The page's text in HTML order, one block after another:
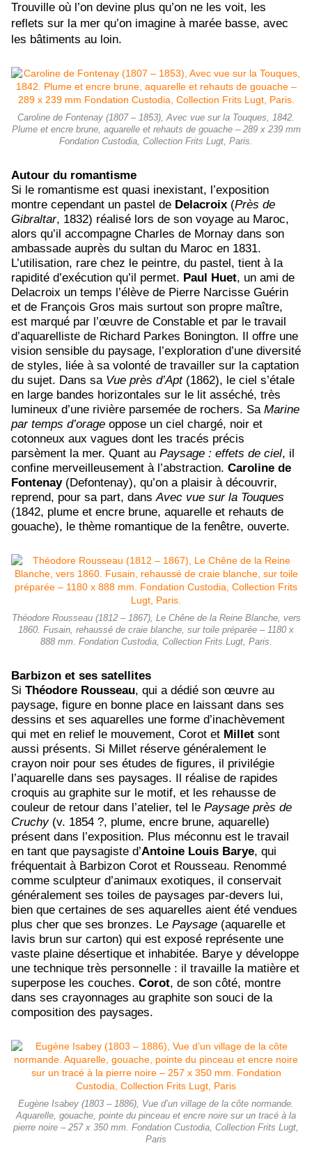
Trouville où l’on devine plus qu’on ne les voit, les
reflets sur la mer qu’on imagine à marée basse, avec
les bâtiments au loin.
Caroline de Fontenay (1807 – 1853), Avec vue sur la Touques, 1842.
Plume et encre brune, aquarelle et rehauts de gouache – 289 x 239 mm
Fondation Custodia, Collection Frits Lugt, Paris.
Autour du romantisme
Si le romantisme est quasi inexistant, l’exposition
montre cependant un pastel de Delacroix (Près de
Gibraltar, 1832) réalisé lors de son voyage au Maroc,
alors qu’il accompagne Charles de Mornay dans son
ambassade auprès du sultan du Maroc en 1831.
L’utilisation, rare chez le peintre, du pastel, tient à la
rapidité d’exécution qu’il permet. Paul Huet, un ami de
Delacroix un temps l’élève de Pierre Narcisse Guérin
et de François Gros mais surtout son propre maître,
est marqué par l’œuvre de Constable et par le travail
d’aquarelliste de Richard Parkes Bonington. Il offre une
vision sensible du paysage, l’exploration d’une diversité
de styles, liée à sa volonté de travailler sur la captation
du sujet. Dans sa Vue près d’Apt(1862), le ciel s’étale
en large bandes horizontales sur le lit asséché, très
lumineux d’une rivière parsemée de rochers. Sa Marine
par temps d’orage oppose un ciel chargé, noir et
cotonneux aux vagues dont les tracés précis
parsèment la mer. Quant au Paysage : effets de ciel, il
confine merveilleusement à l’abstraction. Caroline de
Fontenay(Defontenay), qu’on a plaisir à découvrir,
reprend, pour sa part, dansAvec vue sur la Touques
(1842, plume et encre brune, aquarelle et rehauts de
gouache), le thème romantique de la fenêtre, ouverte.
Théodore Rousseau (1812 – 1867), Le Chêne de la Reine Blanche, vers
1860. Fusain, rehaussé de craie blanche, sur toile préparée – 1180 x
888 mm. Fondation Custodia, Collection Frits Lugt, Paris.
Barbizon et ses satellites
Si Théodore Rousseau, qui a dédié son œuvre au
paysage, figure en bonne place en laissant dans ses
dessins et ses aquarelles une forme d’inachèvement
qui met en relief le mouvement, Corot et Millet sont
aussi présents. Si Millet réserve généralement le
crayon noir pour ses études de figures, il privilégie
l’aquarelle dans ses paysages. Il réalise de rapides
croquis au graphite sur le motif, et les rehausse de
couleur de retour dans l’atelier, tel le Paysage près de
Cruchy(v. 1854 ?, plume, encre brune, aquarelle)
présent dans l’exposition. Plus méconnu est le travail
en tant que paysagiste d’Antoine Louis Barye, qui
fréquentait à Barbizon Corot et Rousseau. Renommé
comme sculpteur d’animaux exotiques, il conservait
généralement ses toiles de paysages par-devers lui,
bien que certaines de ses aquarelles aient été vendues
plus cher que ses bronzes. Le Paysage (aquarelle et
lavis brun sur carton) qui est exposé représente une
vaste plaine désertique et inhabitée. Barye y développe
une technique très personnelle : il travaille la matière et
superpose les couches. Corot, de son côté, montre
dans ses crayonnages au graphite son souci de la
composition des paysages.
Eugène Isabey (1803 – 1886), Vue d’un village de la côte normande.
Aquarelle, gouache, pointe du pinceau et encre noire sur un tracé à la
pierre noire – 257 x 350 mm. Fondation Custodia, Collection Frits Lugt,
Paris